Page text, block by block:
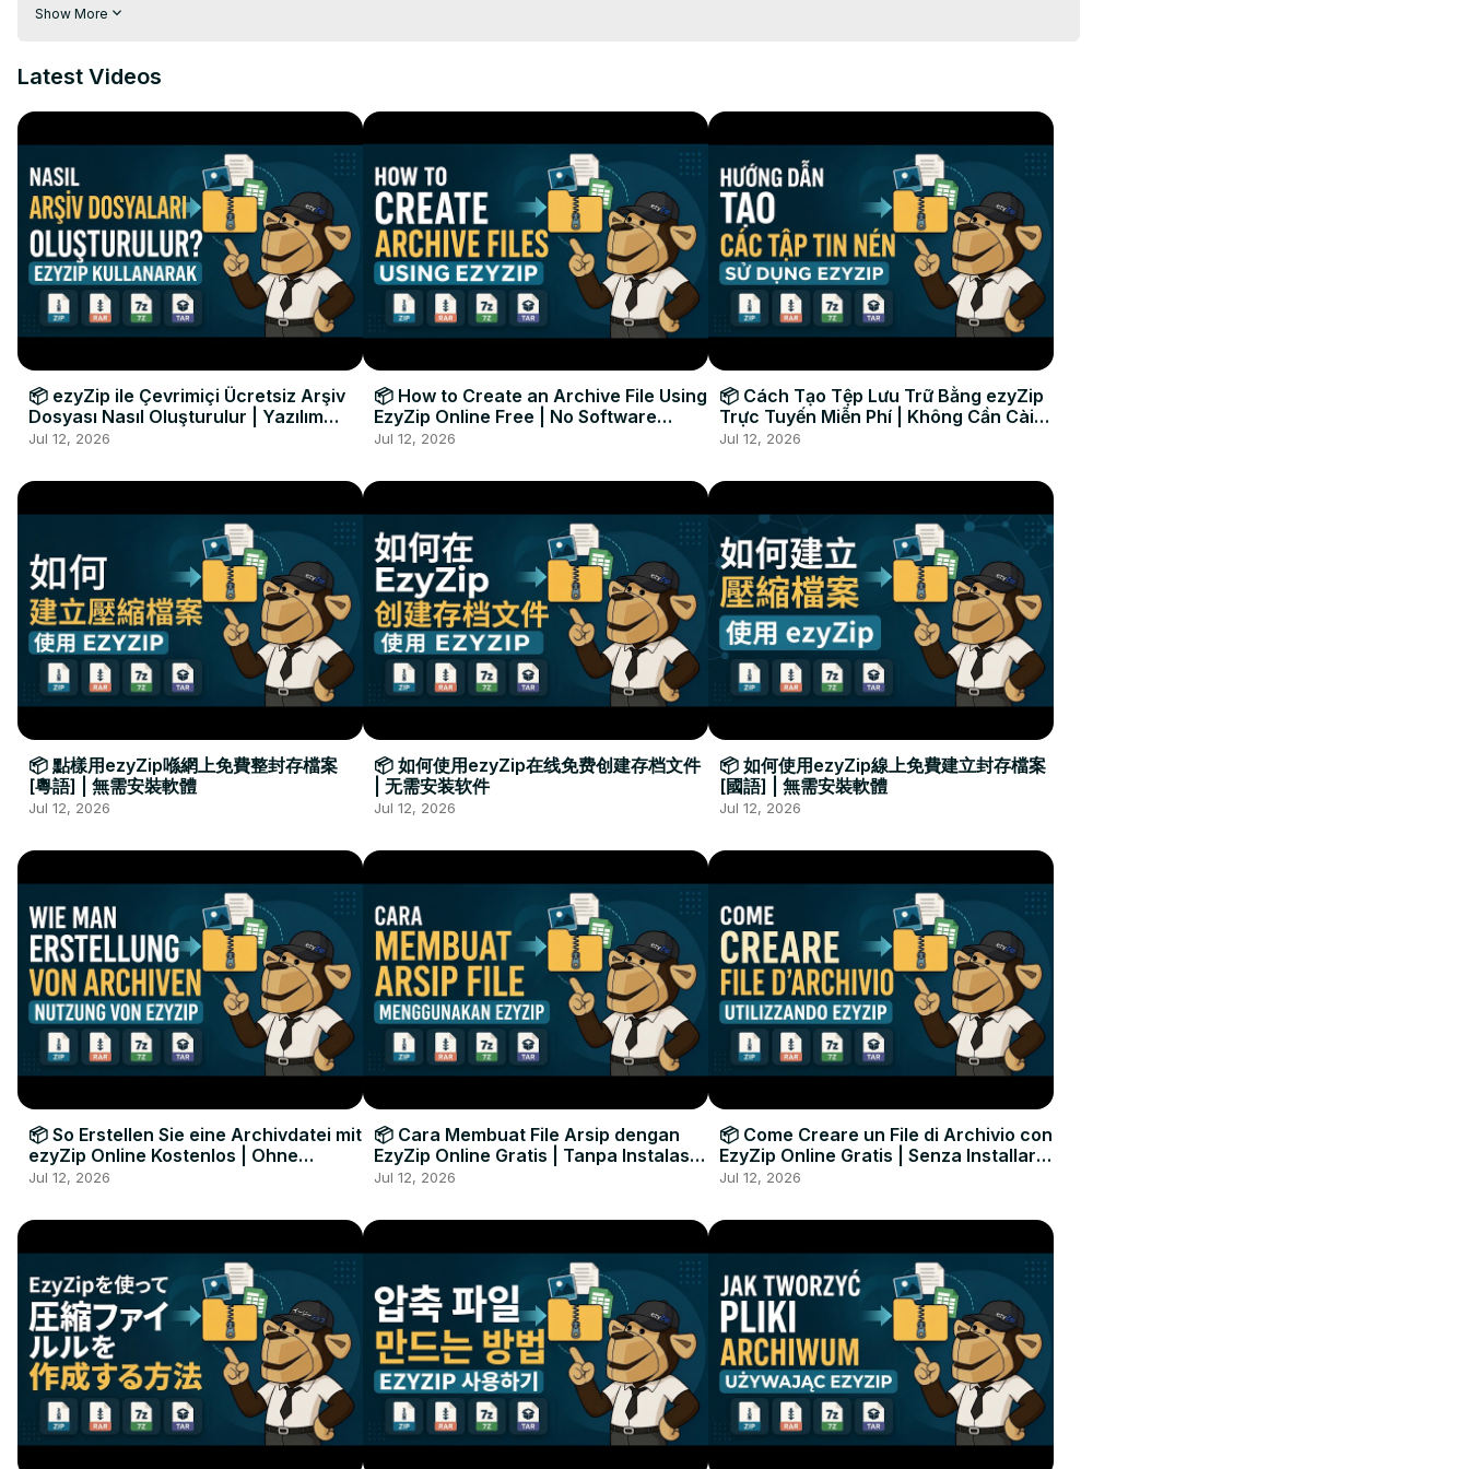
(RAR アーカイブ内のすべての MP3 ファイルの一覧が表示されます。)
FACEBOOK: https://www.facebook.com/ezyzip/
Show More
Latest Videos
📦 ezyZip ile Çevrimiçi Ücretsiz Arşiv
Dosyası Nasıl Oluşturulur | Yazılım
Kurulumu Gerekmez
Jul 12, 2026
📦 How to Create an Archive File Using
EzyZip Online Free | No Software
Installation Required
Jul 12, 2026
📦 Cách Tạo Tệp Lưu Trữ Bằng ezyZip
Trực Tuyến Miễn Phí | Không Cần Cài
Đặt Phần Mềm
Jul 12, 2026
📦 點樣用ezyZip喺網上免費整封存檔案
[粵語] | 無需安裝軟體
Jul 12, 2026
📦 如何使用ezyZip在线免费创建存档文件
| 无需安装软件
Jul 12, 2026
📦 如何使用ezyZip線上免費建立封存檔案
[國語] | 無需安裝軟體
Jul 12, 2026
📦 So Erstellen Sie eine Archivdatei mit
ezyZip Online Kostenlos | Ohne
Softwareinstallation
Jul 12, 2026
📦 Cara Membuat File Arsip dengan
EzyZip Online Gratis | Tanpa Instalasi
Perangkat Lunak
Jul 12, 2026
📦 Come Creare un File di Archivio con
EzyZip Online Gratis | Senza Installare
Software
Jul 12, 2026